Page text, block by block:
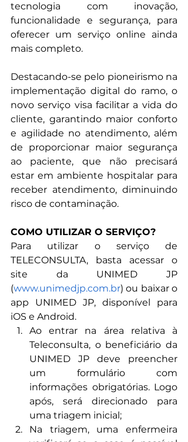
tecnologia com inovação,
funcionalidade e segurança, para
oferecer um serviço online ainda
mais completo.
Destacando-se pelo pioneirismo na
implementação digital do ramo, o
novo serviço visa facilitar a vida do
cliente, garantindo maior conforto
e agilidade no atendimento, além
de proporcionar maior segurança
ao paciente, que não precisará
estar em ambiente hospitalar para
receber atendimento, diminuindo
risco de contaminação.
COMO UTILIZAR O SERVIÇO?
Para utilizar o serviço de
TELECONSULTA, basta acessar o
site da UNIMED JP
(www.unimedjp.com.br) ou baixar o
app UNIMED JP, disponível para
iOS e Android.
Ao entrar na área relativa à
Teleconsulta, o beneficiário da
UNIMED JP deve preencher
um formulário com
informações obrigatórias. Logo
após, será direcionado para
uma triagem inicial;
Na triagem, uma enfermeira